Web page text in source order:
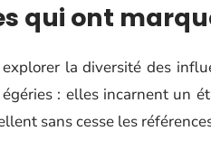
qui ont
la diversité des
: elles incarnent un
sans cesse les